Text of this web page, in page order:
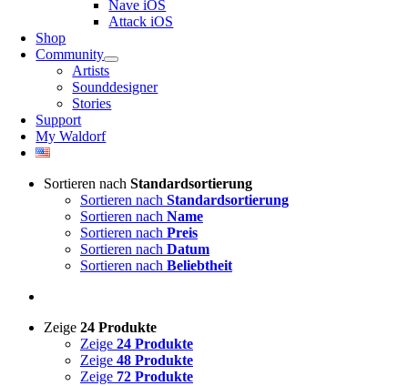
Nave iOS
Attack iOS
Shop
Community
Artists
Sounddesigner
Stories
Support
My Waldorf
Sortieren nach Standardsortierung
Sortieren nach Standardsortierung
Sortieren nach Name
Sortieren nach Preis
Sortieren nach Datum
Sortieren nach Beliebtheit
Zeige 24 Produkte
Zeige 24 Produkte
Zeige 48 Produkte
Zeige 72 Produkte